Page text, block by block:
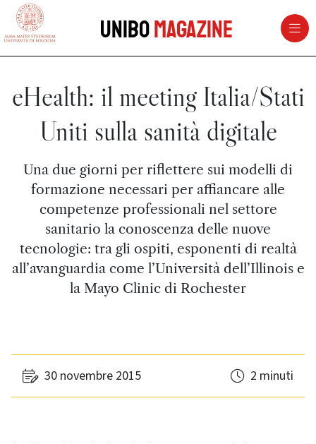
vai al contenuto della pagina
UniboMagazine
eHealth: il meeting Italia/Stati
Uniti sulla sanità digitale
Una due giorni per riflettere sui modelli di
formazione necessari per affiancare alle
competenze professionali nel settore
sanitario la conoscenza delle nuove
tecnologie: tra gli ospiti, esponenti di realtà
all’avanguardia come l’Università dell’Illinois e
la Mayo Clinic di Rochester
30 novembre 2015 2 minuti